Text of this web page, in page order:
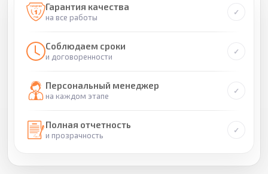
Гарантия качества
на все работы
Соблюдаем сроки
и договоренности
Персональный менеджер
на каждом этапе
Полная отчетность
и прозрачность